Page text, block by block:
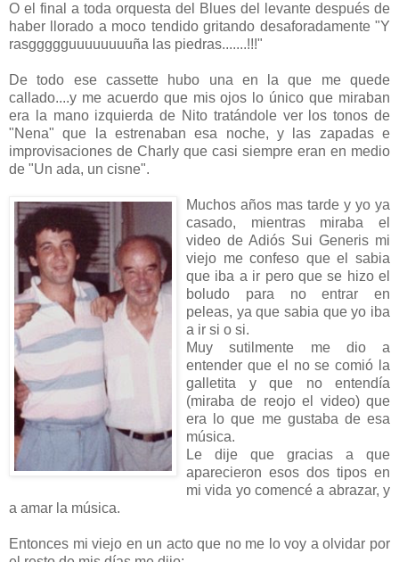
O el final a toda orquesta del Blues del levante después de
haber llorado a moco tendido gritando desaforadamente "Y
rasggggguuuuuuuuña las piedras.......!!!"
De todo ese cassette hubo una en la que me quede
callado....y me acuerdo que mis ojos lo único que miraban
era la mano izquierda de Nito tratándole ver los tonos de
"Nena" que la estrenaban esa noche, y las zapadas e
improvisaciones de Charly que casi siempre eran en medio
de "Un ada, un cisne".
Muchos años mas tarde y yo ya
casado, mientras miraba el
video de Adiós Sui Generis mi
viejo me confeso que el sabia
que iba a ir pero que se hizo el
boludo para no entrar en
peleas, ya que sabia que yo iba
a ir si o si.
Muy sutilmente me dio a
entender que el no se comió la
galletita y que no entendía
(miraba de reojo el video) que
era lo que me gustaba de esa
música.
Le dije que gracias a que
aparecieron esos dos tipos en
mi vida yo comencé a abrazar, y
a amar la música.
Entonces mi viejo en un acto que no me lo voy a olvidar por